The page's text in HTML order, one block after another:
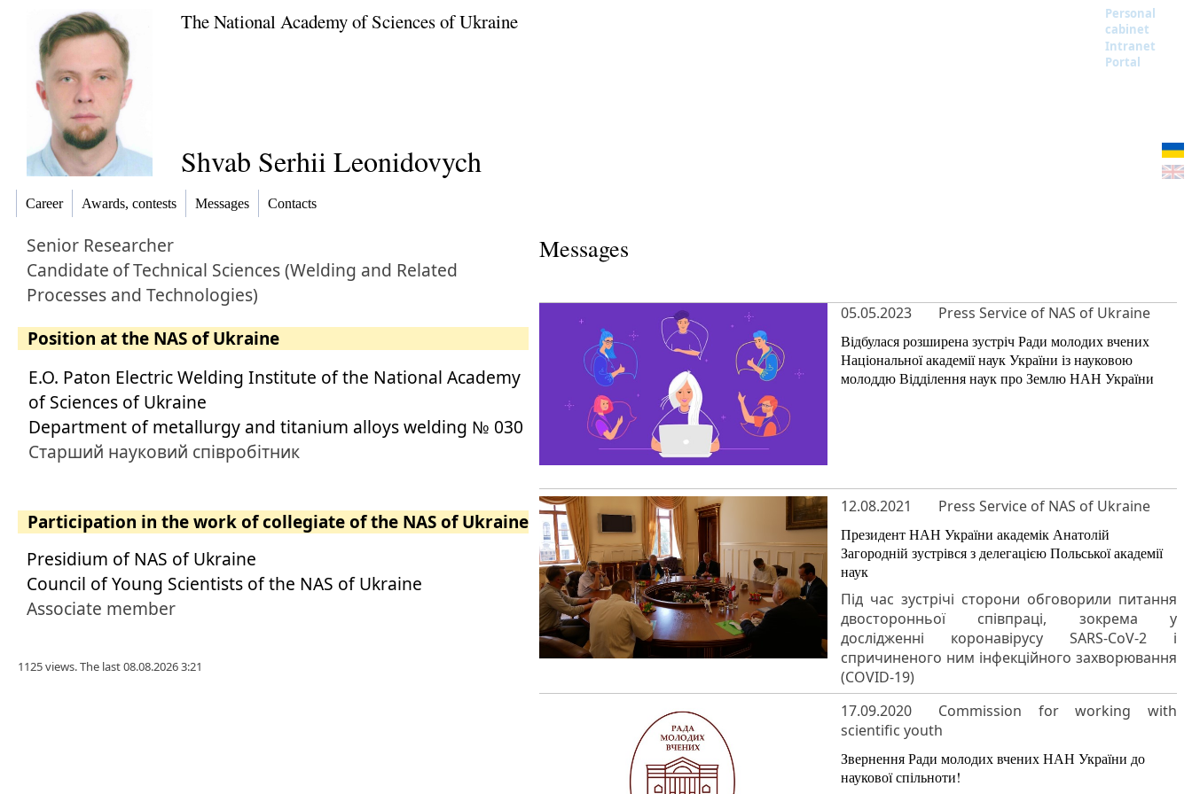
The National Academy of Sciences of Ukraine
Personal
cabinet
Intranet
Portal
Shvab Serhii Leonidovych
Career Awards, contests Messages Contacts
Senior Researcher
Candidate ofTechnical Sciences (Welding and Related
Processes and Technologies)
Position at the NAS of Ukraine
E.O. Paton Electric Welding Institute of the National Academy
of Sciences of Ukraine
Department of metallurgy and titanium alloys welding № 030
Старший науковий співробітник
Participation in the work of collegiate of the NAS of Ukraine
Presidium of NAS of Ukraine
Council of Young Scientists of the NAS of Ukraine
Associate member
1125 views. The last 08.08.2026 3:21
Messages
05.05.2023 Press Service of NAS of Ukraine
Відбулася розширена зустріч Ради молодих вчених
Національної академії наук України із науковою
молоддю Відділення наук про Землю НАН України
12.08.2021 Press Service of NAS of Ukraine
Президент НАН України академік Анатолій
Загородній зустрівся з делегацією Польської академії
наук
Під час зустрічі сторони обговорили питання
двосторонньої співпраці, зокрема у
дослідженні коронавірусу SARS-CoV-2 і
спричиненого ним інфекційного захворювання
(COVID-19)
17.09.2020
Commission for working with
scientific youth
Звернення Ради молодих вчених НАН України до
наукової спільноти!